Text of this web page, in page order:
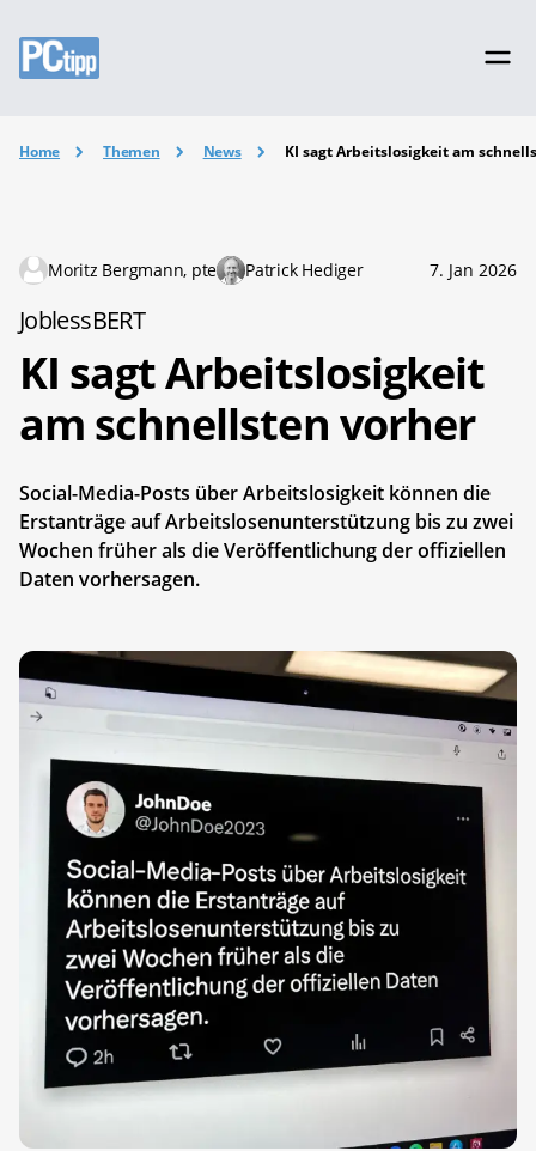
Home Themen News KI sagt Arbeitslosigkeit am
Moritz Bergmann, pte Patrick Hediger 7. Jan 2026
JoblessBERT
KI sagt Arbeitslosigkeit
am schnellsten vorher
Social-Media-Posts über Arbeitslosigkeit können die
Erstanträge auf Arbeitslosenunterstützung bis zu zwei
Wochen früher als die Veröffentlichung der offiziellen
Daten vorhersagen.